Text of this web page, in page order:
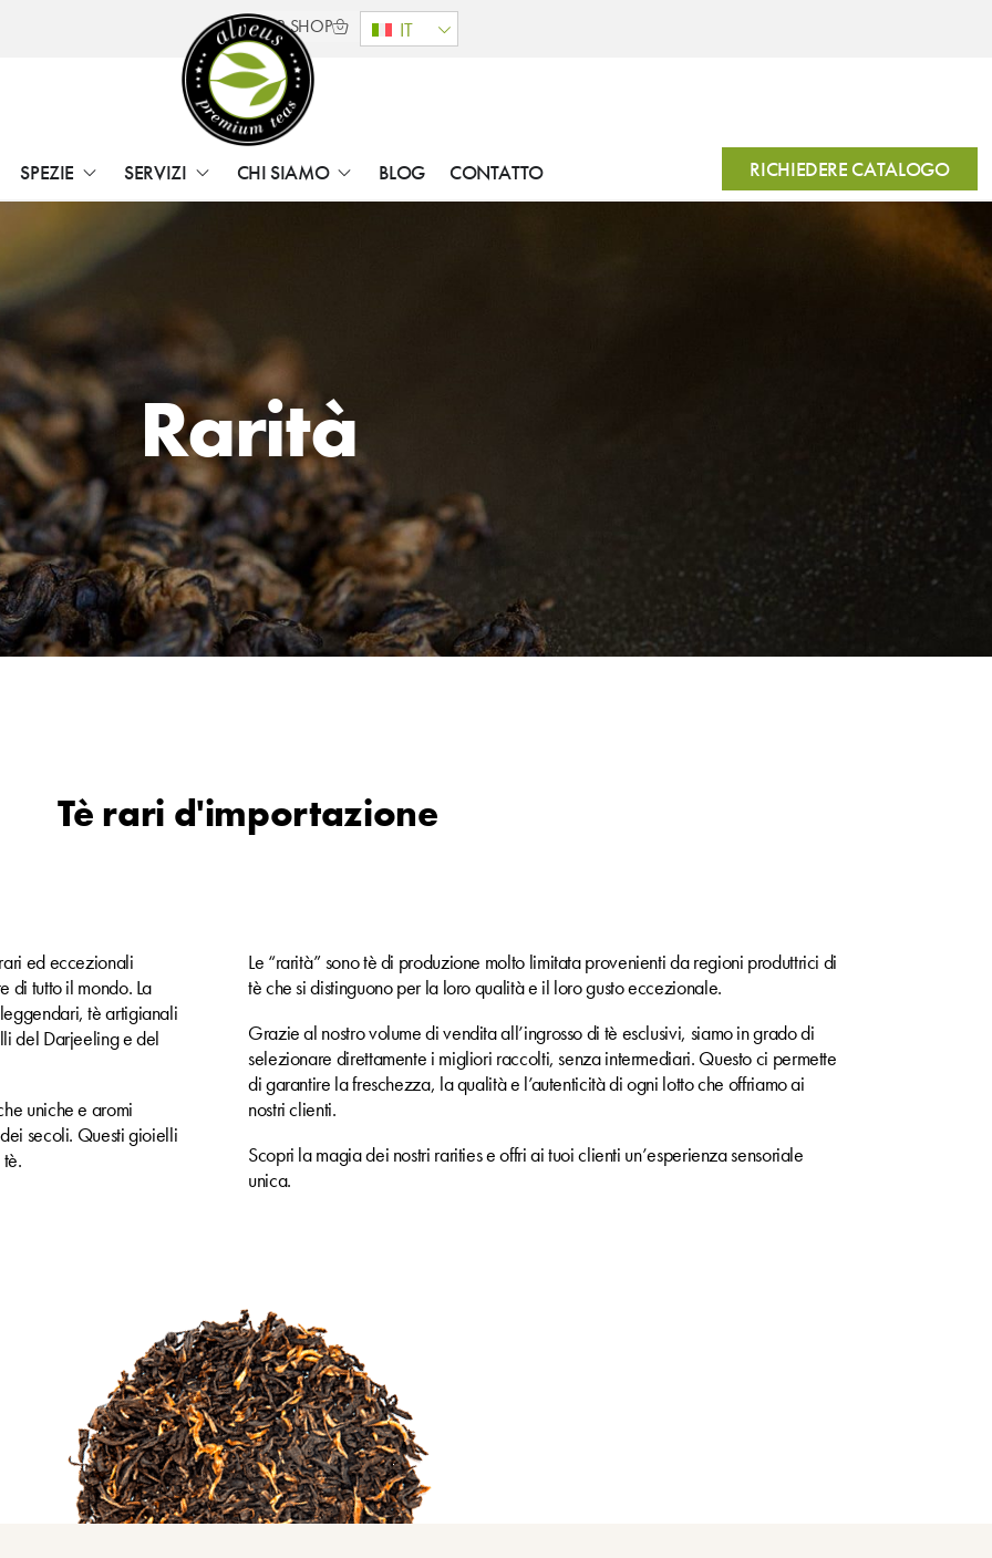
B2B SHOP IT
SPEZIE SERVIZI CHI SIAMO BLOG CONTATTO RICHIEDERE CATALOGO
Rarità
Tè rari d'importazione
ed eccezionali
di tutto il mondo. La
tè artigianali
del Darjeeling e del
uniche e aromi
secoli. Questi gioielli
Le “rarità” sono tè di produzione molto limitata provenienti da regioni produttrici di
tè che si distinguono per la loro qualità e il loro gusto eccezionale.
Grazie al nostro volume di vendita all’ingrosso di tè esclusivi, siamo in grado di
selezionare direttamente i migliori raccolti, senza intermediari. Questo ci permette
di garantire la freschezza, la qualità e l’autenticità di ogni lotto che offriamo ai
nostri clienti.
Scopri la magia dei nostri rarities e offri ai tuoi clienti un’esperienza sensoriale
unica.